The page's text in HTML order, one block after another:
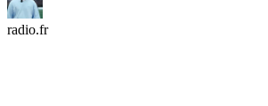
radio.fr